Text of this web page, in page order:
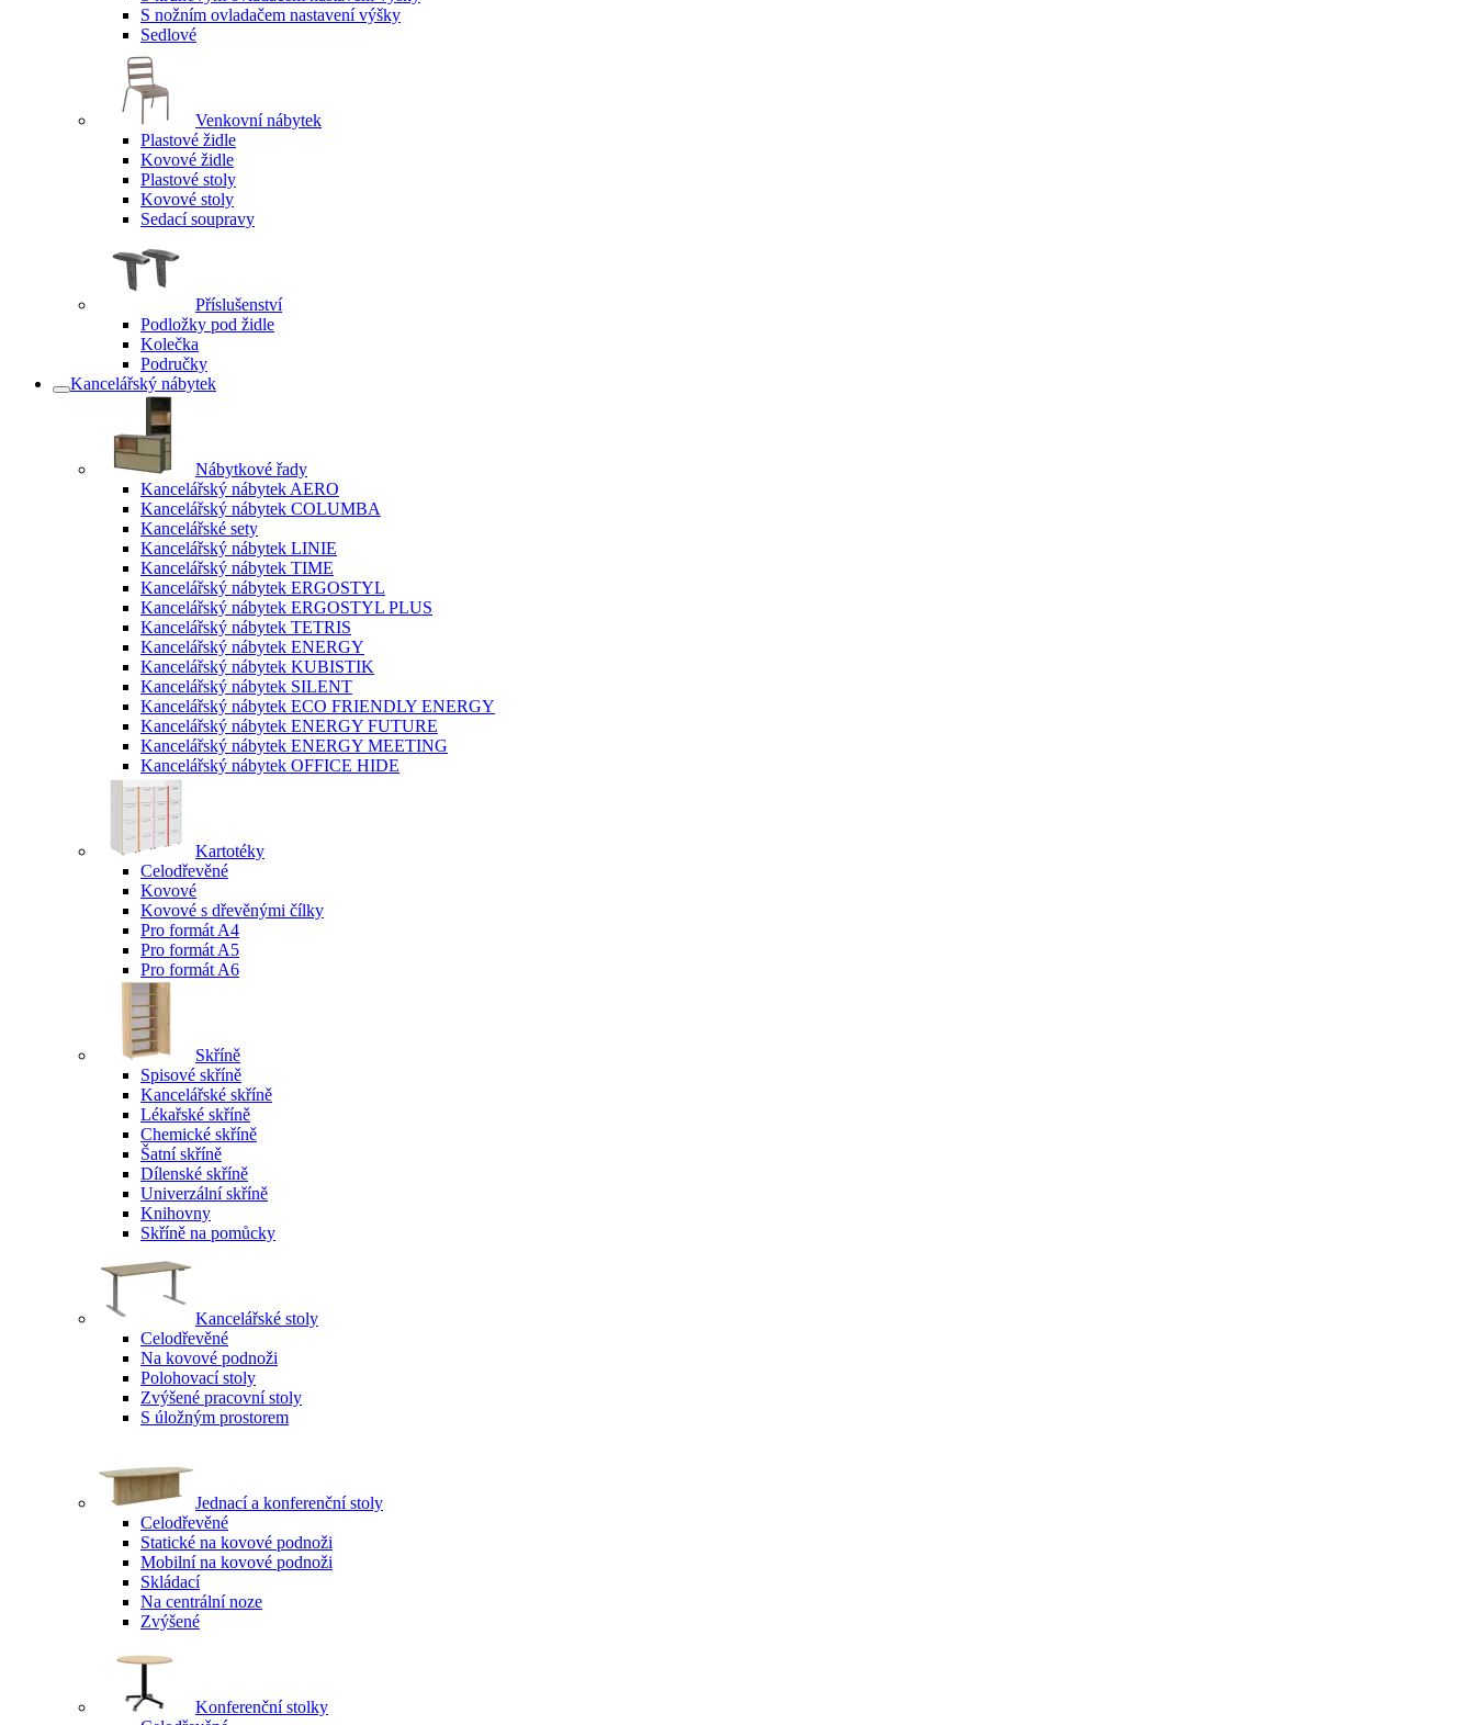
S nožním ovladačem nastavení výšky
Sedlové
Venkovní nábytek
Plastové židle
Kovové židle
Plastové stoly
Kovové stoly
Sedací soupravy
Příslušenství
Podložky pod židle
Kolečka
Područky
Kancelářský nábytek
Nábytkové řady
Kancelářský nábytek AERO
Kancelářský nábytek COLUMBA
Kancelářské sety
Kancelářský nábytek LINIE
Kancelářský nábytek TIME
Kancelářský nábytek ERGOSTYL
Kancelářský nábytek ERGOSTYL PLUS
Kancelářský nábytek TETRIS
Kancelářský nábytek ENERGY
Kancelářský nábytek KUBISTIK
Kancelářský nábytek SILENT
Kancelářský nábytek ECO FRIENDLY ENERGY
Kancelářský nábytek ENERGY FUTURE
Kancelářský nábytek ENERGY MEETING
Kancelářský nábytek OFFICE HIDE
Kartotéky
Celodřevěné
Kovové
Kovové s dřevěnými čílky
Pro formát A4
Pro formát A5
Pro formát A6
Skříně
Spisové skříně
Kancelářské skříně
Lékařské skříně
Chemické skříně
Šatní skříně
Dílenské skříně
Univerzální skříně
Knihovny
Skříně na pomůcky
Kancelářské stoly
Celodřevěné
Na kovové podnoži
Polohovací stoly
Zvýšené pracovní stoly
S úložným prostorem
Jednací a konferenční stoly
Celodřevěné
Statické na kovové podnoži
Mobilní na kovové podnoži
Skládací
Na centrální noze
Zvýšené
Konferenční stolky